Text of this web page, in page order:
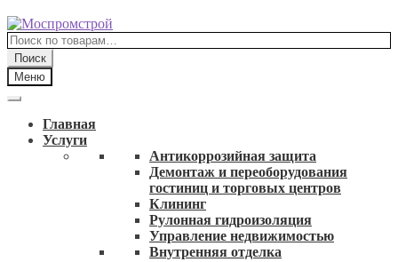
Перейти
к
навигации
Перейти
к
содержимому
Искать:
Поиск
Меню
Главная
Услуги
Антикоррозийная защита
Демонтаж и переоборудования
гостиниц и торговых центров
Клининг
Рулонная гидроизоляция
Управление недвижимостью
Внутренняя отделка